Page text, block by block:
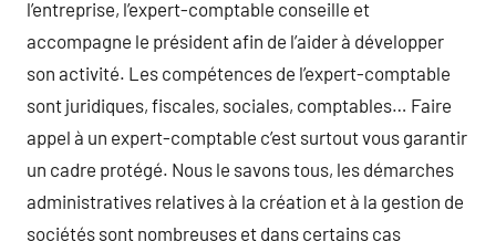
l’entreprise, l’expert-comptable conseille et
accompagne le président afin de l’aider à développer
son activité. Les compétences de l’expert-comptable
sont juridiques, fiscales, sociales, comptables… Faire
appel à un expert-comptable c’est surtout vous garantir
un cadre protégé. Nous le savons tous, les démarches
administratives relatives à la création et à la gestion de
sociétés sont nombreuses et dans certains cas